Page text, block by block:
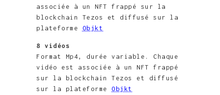
associée à un NFT frappé sur la
blockchain Tezos et diffusé sur la
plateforme Objkt
8 vidéos
Format Mp4, durée variable. Chaque
vidéo est associée à un NFT frappé
sur la blockchain Tezos et diffusé
sur la plateforme Objkt